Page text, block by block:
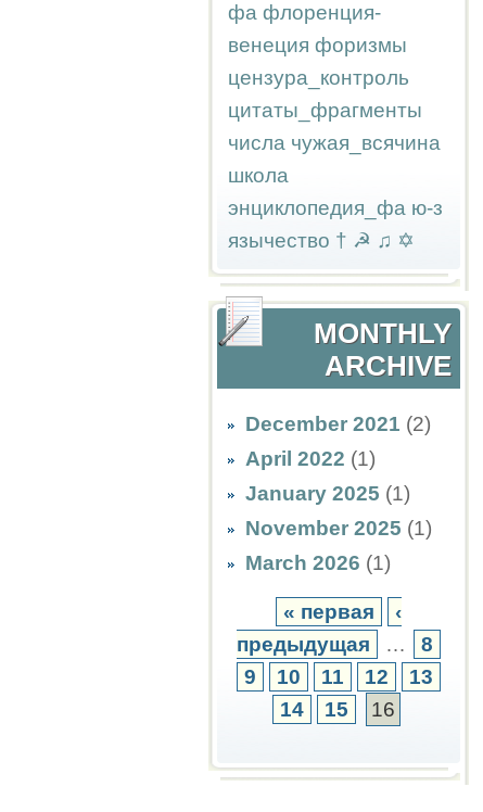
фа флоренция-
венеция форизмы
цензура_контроль
цитаты_фрагменты
числа чужая_всячина
школа
энциклопедия_фа ю-з
язычество † ☭ ♫ ✡
MONTHLY
ARCHIVE
December 2021 (2)
April 2022 (1)
January 2025 (1)
November 2025 (1)
March 2026 (1)
« первая
‹
предыдущая
…
8
9
10 11 12
13
14
15 16